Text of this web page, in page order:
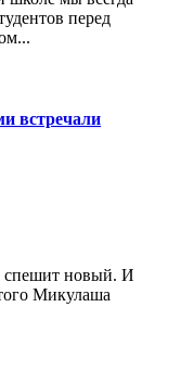
перед
встречали
спешит новый. И
Микулаша